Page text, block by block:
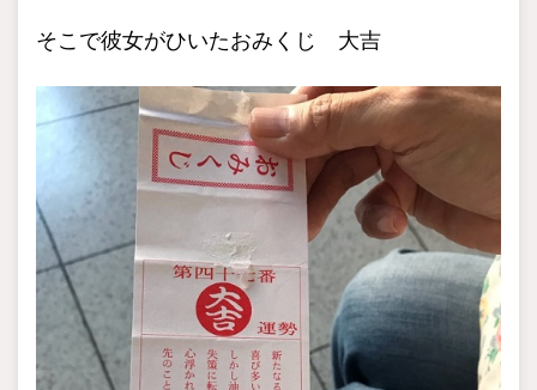
そこで彼女がひいたおみくじ 大吉